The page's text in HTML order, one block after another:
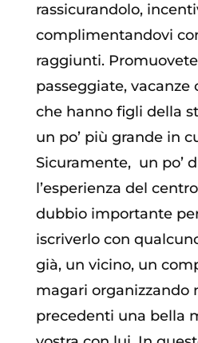
rassicurandolo,
complimentandovi
raggiunti.
passeggiate, vacanze
che hanno figli della
un po’ più grande in
Sicuramente, un po’
l’esperienza del
dubbio importante
iscriverlo con
già, un vicino, un
magari organizzando
precedenti una bella